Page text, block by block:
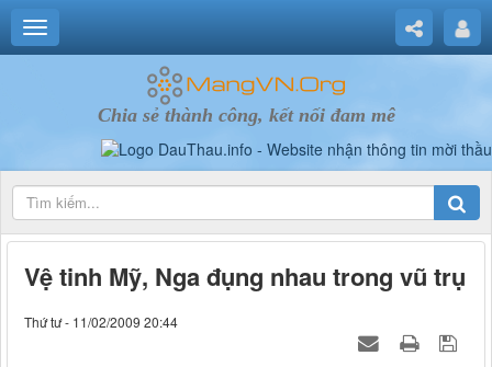
Chia sẻ thành công, kết nối đam mê
Vệ tinh Mỹ, Nga đụng nhau trong vũ trụ
Thứ tư - 11/02/2009 20:44